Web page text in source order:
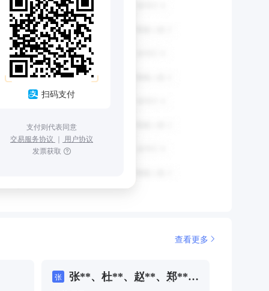
扫码支付
支付则代表同意
交易服务协议 ｜ 用户协议
发票获取
查看更多
张
张**、杜**、赵**、郑**、